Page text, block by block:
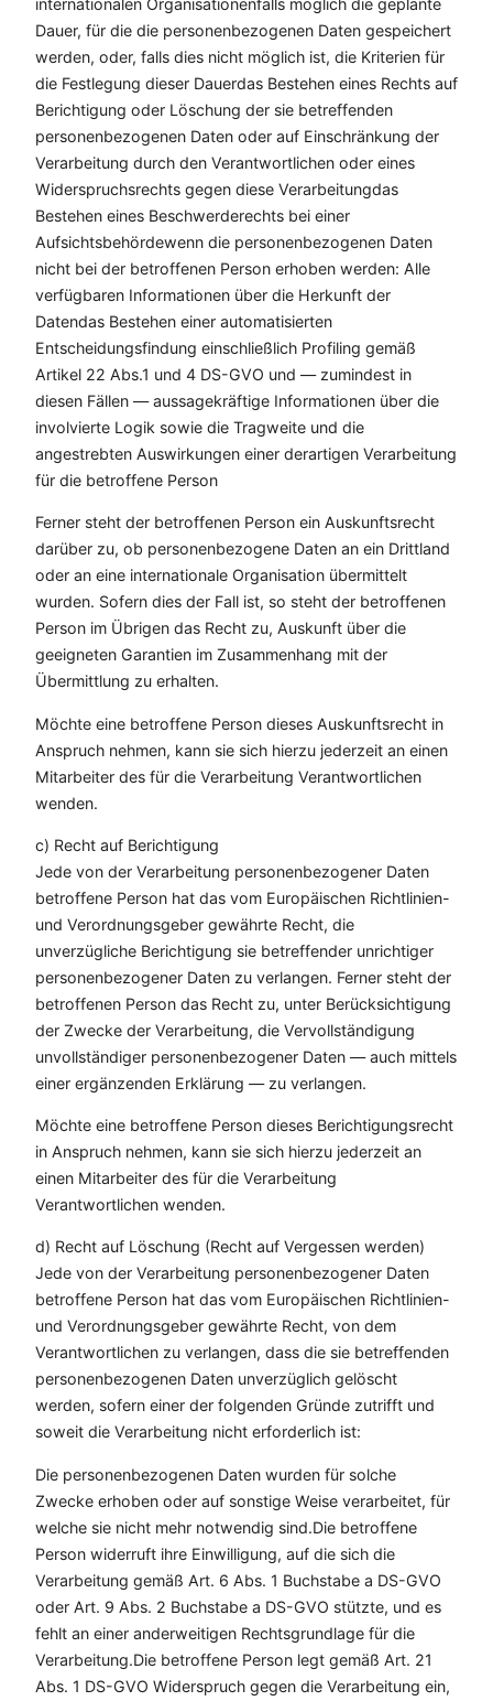
internationalen Organisationenfalls möglich die geplante
Dauer, für die die personenbezogenen Daten gespeichert
werden, oder, falls dies nicht möglich ist, die Kriterien für
die Festlegung dieser Dauerdas Bestehen eines Rechts auf
Berichtigung oder Löschung der sie betreffenden
personenbezogenen Daten oder auf Einschränkung der
Verarbeitung durch den Verantwortlichen oder eines
Widerspruchsrechts gegen diese Verarbeitungdas
Bestehen eines Beschwerderechts bei einer
Aufsichtsbehördewenn die personenbezogenen Daten
nicht bei der betroffenen Person erhoben werden: Alle
verfügbaren Informationen über die Herkunft der
Datendas Bestehen einer automatisierten
Entscheidungsfindung einschließlich Profiling gemäß
Artikel 22 Abs.1 und 4 DS-GVO und — zumindest in
diesen Fällen — aussagekräftige Informationen über die
involvierte Logik sowie die Tragweite und die
angestrebten Auswirkungen einer derartigen Verarbeitung
für die betroffene Person
Ferner steht der betroffenen Person ein Auskunftsrecht
darüber zu, ob personenbezogene Daten an ein Drittland
oder an eine internationale Organisation übermittelt
wurden. Sofern dies der Fall ist, so steht der betroffenen
Person im Übrigen das Recht zu, Auskunft über die
geeigneten Garantien im Zusammenhang mit der
Übermittlung zu erhalten.
Möchte eine betroffene Person dieses Auskunftsrecht in
Anspruch nehmen, kann sie sich hierzu jederzeit an einen
Mitarbeiter des für die Verarbeitung Verantwortlichen
wenden.
c) Recht auf Berichtigung
Jede von der Verarbeitung personenbezogener Daten
betroffene Person hat das vom Europäischen Richtlinien-
und Verordnungsgeber gewährte Recht, die
unverzügliche Berichtigung sie betreffender unrichtiger
personenbezogener Daten zu verlangen. Ferner steht der
betroffenen Person das Recht zu, unter Berücksichtigung
der Zwecke der Verarbeitung, die Vervollständigung
unvollständiger personenbezogener Daten — auch mittels
einer ergänzenden Erklärung — zu verlangen.
Möchte eine betroffene Person dieses Berichtigungsrecht
in Anspruch nehmen, kann sie sich hierzu jederzeit an
einen Mitarbeiter des für die Verarbeitung
Verantwortlichen wenden.
d) Recht auf Löschung (Recht auf Vergessen werden)
Jede von der Verarbeitung personenbezogener Daten
betroffene Person hat das vom Europäischen Richtlinien-
und Verordnungsgeber gewährte Recht, von dem
Verantwortlichen zu verlangen, dass die sie betreffenden
personenbezogenen Daten unverzüglich gelöscht
werden, sofern einer der folgenden Gründe zutrifft und
soweit die Verarbeitung nicht erforderlich ist:
Die personenbezogenen Daten wurden für solche
Zwecke erhoben oder auf sonstige Weise verarbeitet, für
welche sie nicht mehr notwendig sind.Die betroffene
Person widerruft ihre Einwilligung, auf die sich die
Verarbeitung gemäß Art. 6 Abs. 1 Buchstabe a DS-GVO
oder Art. 9 Abs. 2 Buchstabe a DS-GVO stützte, und es
fehlt an einer anderweitigen Rechtsgrundlage für die
Verarbeitung.Die betroffene Person legt gemäß Art. 21
Abs. 1 DS-GVO Widerspruch gegen die Verarbeitung ein,